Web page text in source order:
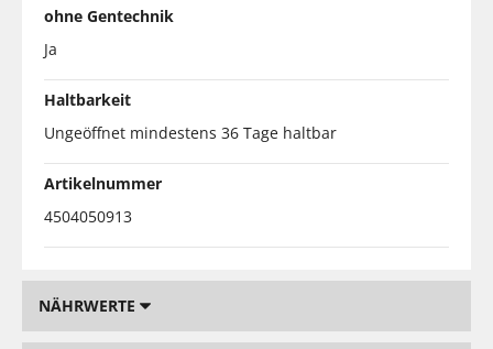
ohne Gentechnik
Ja
Haltbarkeit
Ungeöffnet mindestens 36 Tage haltbar
Artikelnummer
4504050913
NÄHRWERTE